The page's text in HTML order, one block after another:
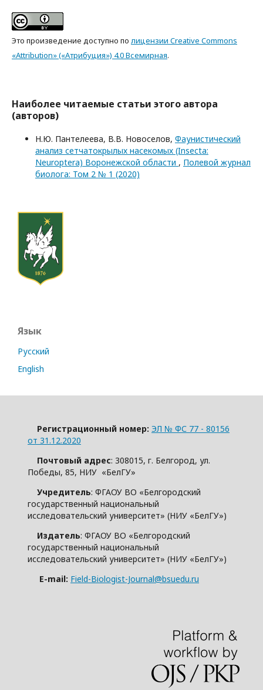
Это произведение доступно по лицензии Creative Commons
«Attribution» («Атрибуция») 4.0 Всемирная.
Наиболее читаемые статьи этого автора
(авторов)
Н.Ю. Пантелеева, В.В. Новоселов, Фаунистический
анализ сетчатокрылых насекомых (Insecta:
Neuroptera) Воронежской области , Полевой журнал
биолога: Том 2 № 1 (2020)
Язык
Русский
English
Регистрационный номер: ЭЛ № ФС 77 - 80156
от 31.12.2020
Почтовый адрес: 308015, г. Белгород, ул.
Победы, 85, НИУ «БелГУ»
Учредитель: ФГАОУ ВО «Белгородский
государственный национальный
исследовательский университет» (НИУ «БелГУ»)
Издатель: ФГАОУ ВО «Белгородский
государственный национальный
исследовательский университет» (НИУ «БелГУ»)
E-mail: Field-Biologist-Journal@bsuedu.ru